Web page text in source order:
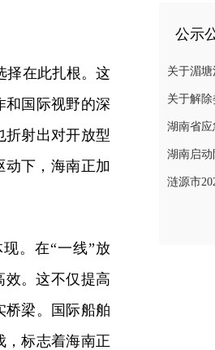
择在此扎根。这
和国际视野的深
折射出对开放型
动下，海南正加
现。在“一线”放
效。这不仅提高
桥梁。国际船舶
，标志着海南正
公示
关于解
涟源市